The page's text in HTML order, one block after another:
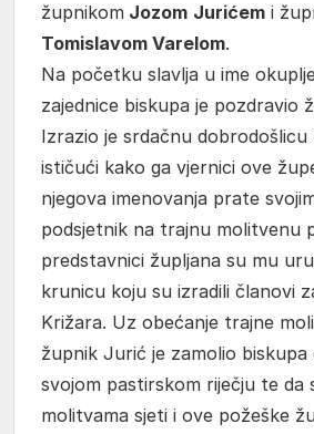
župnikom Jozom Jurićem i
Tomislavom Varelom.
Na početku slavlja u ime
zajednice biskupa je pozdravio
Izrazio je srdačnu dobrodošlicu
ističući kako ga vjernici ove
njegova imenovanja prate
podsjetnik na trajnu molitvenu
predstavnici župljana su mu
krunicu koju su izradili članovi
Križara. Uz obećanje trajne
župnik Jurić je zamolio biskupa
svojom pastirskom riječju te da
molitvama sjeti i ove požeške